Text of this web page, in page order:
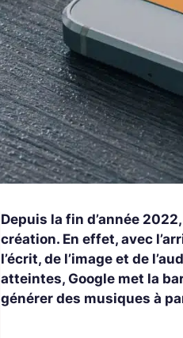
Depuis la fin d’année
création. En effet, avec
l’écrit, de l’image et de
atteintes, Google met la
générer des musiques à